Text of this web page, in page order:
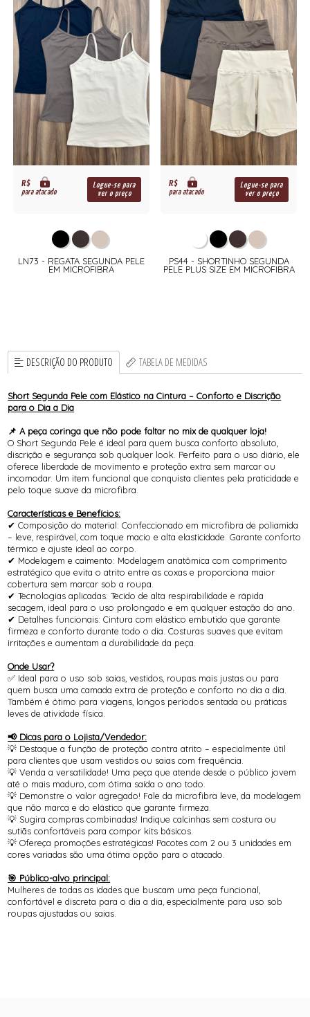
R$
para atacado
Logue-se para
ver o preço
LN73 - REGATA SEGUNDA PELE
EM MICROFIBRA
R$
para atacado
Logue-se para
ver o preço
PS44 - SHORTINHO SEGUNDA
PELE PLUS SIZE EM MICROFIBRA
DESCRIÇÃO DO PRODUTO TABELA DE MEDIDAS
Short Segunda Pele com Elástico na Cintura – Conforto e Discrição
para o Dia a Dia
📌 A peça coringa que não pode faltar no mix de qualquer loja!
O Short Segunda Pele é ideal para quem busca conforto absoluto,
discrição e segurança sob qualquer look. Perfeito para o uso diário, ele
oferece liberdade de movimento e proteção extra sem marcar ou
incomodar. Um item funcional que conquista clientes pela praticidade e
pelo toque suave da microfibra.
Características e Benefícios:
✔ Composição do material: Confeccionado em microfibra de poliamida
– leve, respirável, com toque macio e alta elasticidade. Garante conforto
térmico e ajuste ideal ao corpo.
✔ Modelagem e caimento: Modelagem anatômica com comprimento
estratégico que evita o atrito entre as coxas e proporciona maior
cobertura sem marcar sob a roupa.
✔ Tecnologias aplicadas: Tecido de alta respirabilidade e rápida
secagem, ideal para o uso prolongado e em qualquer estação do ano.
✔ Detalhes funcionais: Cintura com elástico embutido que garante
firmeza e conforto durante todo o dia. Costuras suaves que evitam
irritações e aumentam a durabilidade da peça.
Onde Usar?
✅ Ideal para o uso sob saias, vestidos, roupas mais justas ou para
quem busca uma camada extra de proteção e conforto no dia a dia.
Também é ótimo para viagens, longos períodos sentada ou práticas
leves de atividade física.
📢 Dicas para o Lojista/Vendedor:
💡 Destaque a função de proteção contra atrito – especialmente útil
para clientes que usam vestidos ou saias com frequência.
💡 Venda a versatilidade! Uma peça que atende desde o público jovem
até o mais maduro, com ótima saída o ano todo.
💡 Demonstre o valor agregado! Fale da microfibra leve, da modelagem
que não marca e do elástico que garante firmeza.
💡 Sugira compras combinadas! Indique calcinhas sem costura ou
sutiãs confortáveis para compor kits básicos.
💡 Ofereça promoções estratégicas! Pacotes com 2 ou 3 unidades em
cores variadas são uma ótima opção para o atacado.
🎯 Público-alvo principal:
Mulheres de todas as idades que buscam uma peça funcional,
confortável e discreta para o dia a dia, especialmente para uso sob
roupas ajustadas ou saias.